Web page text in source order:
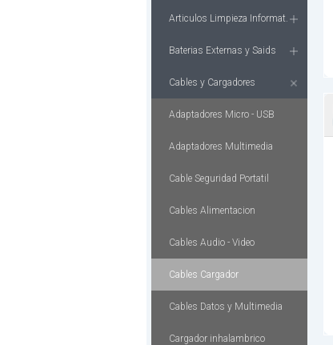
Articulos Limpieza Informat.
Baterias Externas y Saids
Cables y Cargadores
Adaptadores Micro - USB
Adaptadores Multimedia
Cable Seguridad Portatil
Cables Alimentacion
Cables Audio - Video
Cables Cargador
Cables Datos y Multimedia
Cargador inhalambrico